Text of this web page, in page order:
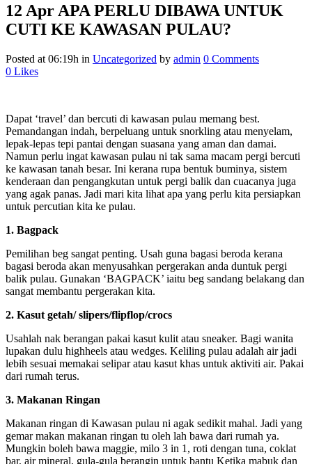
12 Apr APA PERLU DIBAWA UNTUK
CUTI KE KAWASAN PULAU?
Posted at 06:19h in Uncategorized by admin 0 Comments
0 Likes
Dapat ‘travel’ dan bercuti di kawasan pulau memang best.
Pemandangan indah, berpeluang untuk snorkling atau menyelam,
lepak-lepas tepi pantai dengan suasana yang aman dan damai.
Namun perlu ingat kawasan pulau ni tak sama macam pergi bercuti
ke kawasan tanah besar. Ini kerana rupa bentuk buminya, sistem
kenderaan dan pengangkutan untuk pergi balik dan cuacanya juga
yang agak panas. Jadi mari kita lihat apa yang perlu kita persiapkan
untuk percutian kita ke pulau.
1. Bagpack
Pemilihan beg sangat penting. Usah guna bagasi beroda kerana
bagasi beroda akan menyusahkan pergerakan anda duntuk pergi
balik pulau. Gunakan ‘BAGPACK’ iaitu beg sandang belakang dan
sangat membantu pergerakan kita.
2. Kasut getah/ slipers/flipflop/crocs
Usahlah nak berangan pakai kasut kulit atau sneaker. Bagi wanita
lupakan dulu highheels atau wedges. Keliling pulau adalah air jadi
lebih sesuai memakai selipar atau kasut khas untuk aktiviti air. Pakai
dari rumah terus.
3. Makanan Ringan
Makanan ringan di Kawasan pulau ni agak sedikit mahal. Jadi yang
gemar makan makanan ringan tu oleh lah bawa dari rumah ya.
Mungkin boleh bawa maggie, milo 3 in 1, roti dengan tuna, coklat
bar, air mineral, gula-gula berangin untuk bantu Ketika mabuk dan